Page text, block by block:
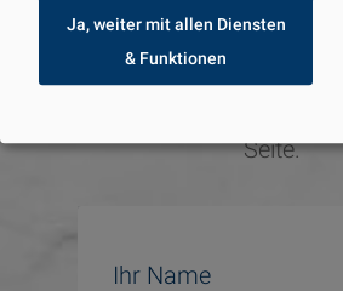
– unsere Bad-Experten
dann schnellstmöglich
Seite.
Ihr Name
Ja, weiter mit allen Diensten
& Funktionen